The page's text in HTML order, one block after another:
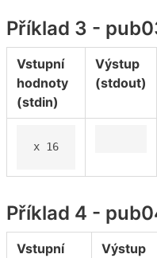
Příklad 3 -
Vstupní
hodnoty
(stdin)
Výstup
(stdout)
x 16
Příklad 4 -
Vstupní Výstup